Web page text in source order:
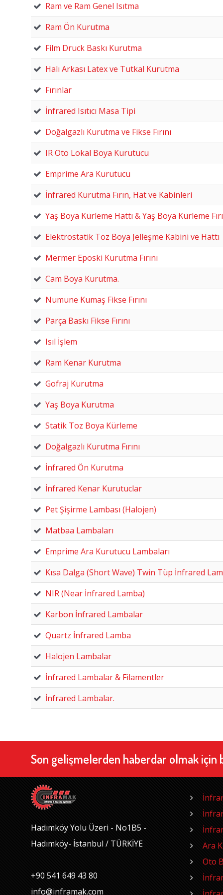
Ram ve Ram Genel Isıtma
Ram Ön Kurutma
Film Druck Baskı Kurutma
Halı Arkası Latex ve Tutkal Kurutma
Fırınlar
İnfrared Isıtıcı Masa Tipi
Doğalgazlı Kurutma ve Fikse Fırını
IR Oto Lokal Boya Kurutucu
Emprime Ara Kurutucu
İnfrared Kurutma Fırın, Hat ve Kabinleri
Yaş Boya Kürleme Hattı & Yaş Boya Kürleme
Elektrostatik Toz Boya Jelleşme Kabini ve Hattı
Mermer Eposki Kurutma Fırını
Cam Boya Kurutma.
Numune Kumaş Fikse Fırını
Parça Baskı Fikse Fırını
Isıl İşlem
Ram Kenar Kurutma
Gofraj Kurutma
Yaş Boya Kurutma
Statik Toz Boya Kürleme
Doğalgazlı Kurutma Fırını
İnfrared Ön Kurutma
İnfrared Kenar Kurutuclar
Pet Şişirme Lambası (Halojen)
Matbaa Lambaları
Emprime Ara Kurutucu Lambaları
Kısa Dalga (Short Wave) Twin Tüp İnfrared
NIR (Near İnfrared Lamba)
Karbon İnfrared Lambalar
Quartz İnfrared Lamba
Halojen Lambalar
İnfrared Lambalar & Filamentler
İnfrared Lambalar.
Son gelişmelerden haberdar olmak için
Hadımköy Yolu Üzeri - No1B5 -
Hadımköy- İstanbul / TÜRKİYE
+90 541 649 43 80
info@inframak.com
Ara
Oto